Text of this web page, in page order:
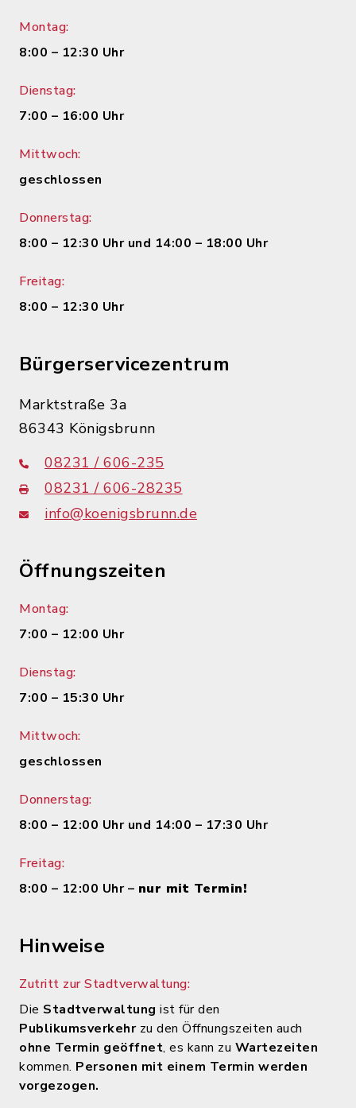
Montag:
8:00 – 12:30 Uhr
Dienstag:
7:00 – 16:00 Uhr
Mittwoch:
geschlossen
Donnerstag:
8:00 – 12:30 Uhr und 14:00 – 18:00 Uhr
Freitag:
8:00 – 12:30 Uhr
Bürgerservicezentrum
Marktstraße 3a
86343 Königsbrunn
08231 / 606-235
08231 / 606-28235
info@koenigsbrunn.de
Öffnungszeiten
Montag:
7:00 – 12:00 Uhr
Dienstag:
7:00 – 15:30 Uhr
Mittwoch:
geschlossen
Donnerstag:
8:00 – 12:00 Uhr und 14:00 – 17:30 Uhr
Freitag:
8:00 – 12:00 Uhr – nur mit Termin!
Hinweise
Zutritt zur Stadtverwaltung:
Die Stadtverwaltung ist für den
Publikumsverkehr zu den Öffnungszeiten auch
ohne Termin geöffnet, es kann zu Wartezeiten
kommen. Personen mit einem Termin werden
vorgezogen.